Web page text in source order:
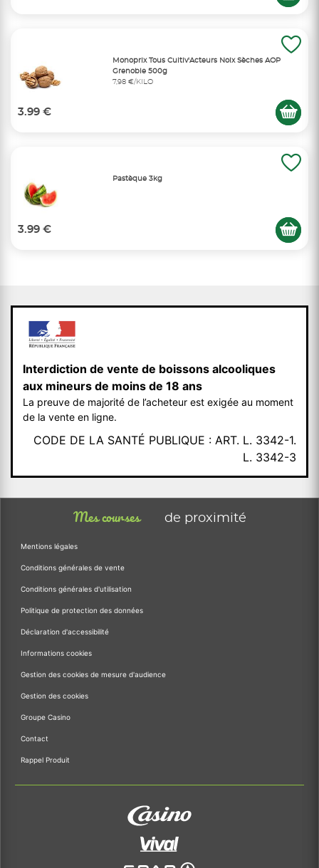
Monoprix Tous Cultiv'Acteurs Noix Sèches AOP
Grenoble 500g
7,98 €/KILO
3.99 €
Pastèque 3kg
3.99 €
Interdiction de vente de boissons alcooliques
aux mineurs de moins de 18 ans
La preuve de majorité de l’acheteur est exigée au moment
de la vente en ligne.
CODE DE LA SANTÉ PUBLIQUE : ART. L. 3342-1.
L. 3342-3
Mes courses de proximité
Mentions légales
Conditions générales de vente
Conditions générales d'utilisation
Politique de protection des données
Déclaration d'accessibilité
Informations cookies
Gestion des cookies de mesure d'audience
Gestion des cookies
Groupe Casino
Contact
Rappel Produit